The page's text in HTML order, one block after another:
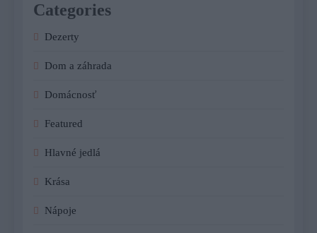
Categories
Dezerty
Dom a záhrada
Domácnosť
Featured
Hlavné jedlá
Krása
Nápoje